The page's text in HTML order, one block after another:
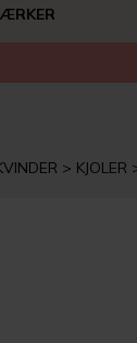
KJOLER